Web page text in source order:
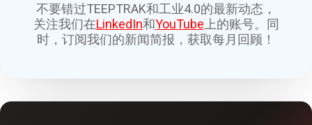
不要错过TEEPTRAK和工业4.0的最新动态，
关注我们在LinkedIn和YouTube 上的账号。同
时，订阅我们的新闻简报，获取每月回顾！